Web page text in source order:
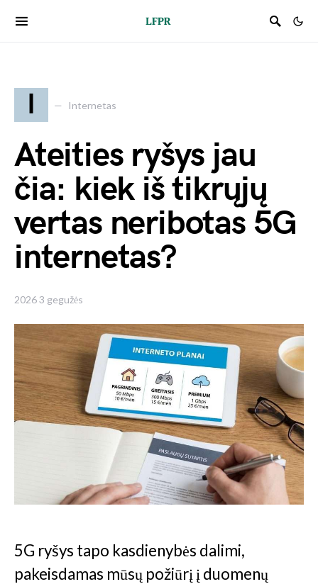
I Internetas
Ateities ryšys jau
čia: kiek iš tikrųjų
vertas neribotas 5G
internetas?
2026 3 gegužės
5G ryšys tapo kasdienybės dalimi,
pakeisdamas mūsų požiūrį į duomenų